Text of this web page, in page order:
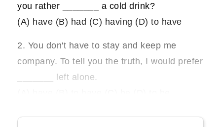
you rather _______ a cold drink?
(A) have (B) had (C) having (D) to have
2. You don't have to stay and keep me
company. To tell you the truth, I would prefer
_______ left alone.